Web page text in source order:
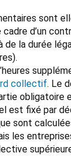
sont
d’un
de la durée
collectif. Le
obligatoire
est fixé par
sont
les